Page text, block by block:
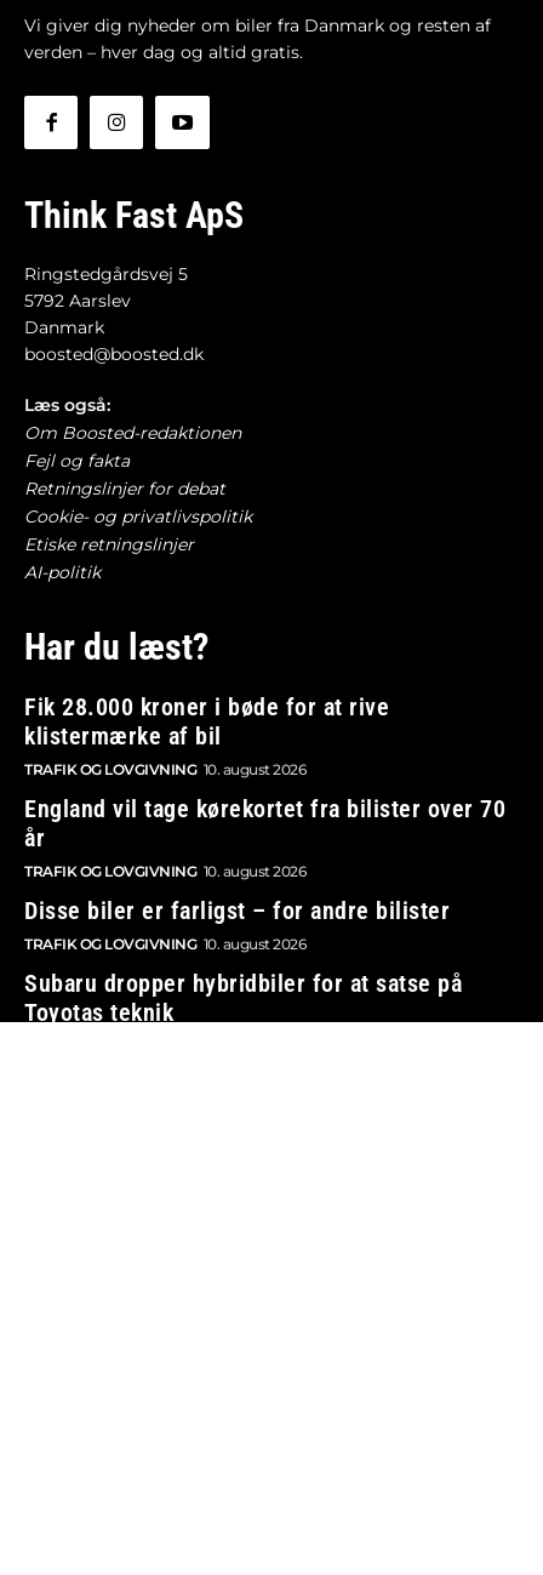
Vi giver dig nyheder om biler fra Danmark og resten af
verden – hver dag og altid gratis.
Think Fast ApS
Ringstedgårdsvej 5
5792 Aarslev
Danmark
boosted@boosted.dk
Læs også:
Om Boosted-redaktionen
Fejl og fakta
Retningslinjer for debat
Cookie- og privatlivspolitik
Etiske retningslinjer
AI-politik
Har du læst?
Fik 28.000 kroner i bøde for at rive
klistermærke af bil
TRAFIK OG LOVGIVNING 10. august 2026
England vil tage kørekortet fra bilister over 70
år
TRAFIK OG LOVGIVNING 10. august 2026
Disse biler er farligst – for andre bilister
TRAFIK OG LOVGIVNING 10. august 2026
Subaru dropper hybridbiler for at satse på
Toyotas teknik